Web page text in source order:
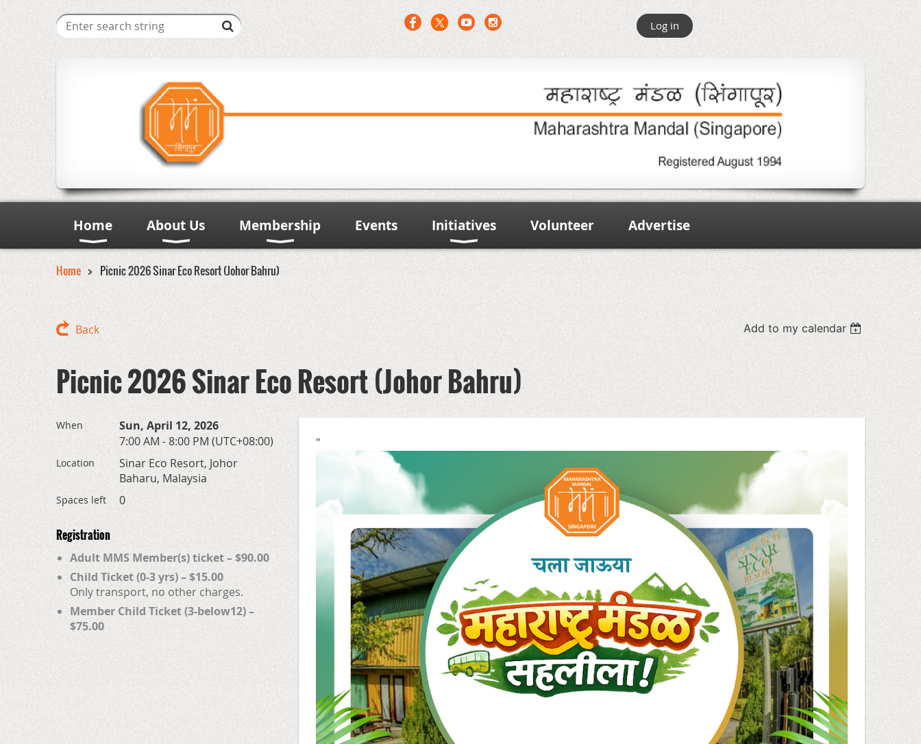
Log in
Home About Us Membership Events Initiatives Volunteer Advertise
Home Picnic 2026 Sinar Eco Resort (Johor Bahru)
Back Add to my calendar
Picnic 2026 Sinar Eco Resort (Johor Bahru)
When
Sun, April 12, 2026
7:00 AM - 8:00 PM (UTC+08:00)
Location
Sinar Eco Resort, Johor
Baharu, Malaysia
Spaces left 0
Registration
Adult MMS Member(s) ticket – $90.00
Child Ticket (0-3 yrs) – $15.00
Only transport, no other charges.
Member Child Ticket (3-below12) –
$75.00
"